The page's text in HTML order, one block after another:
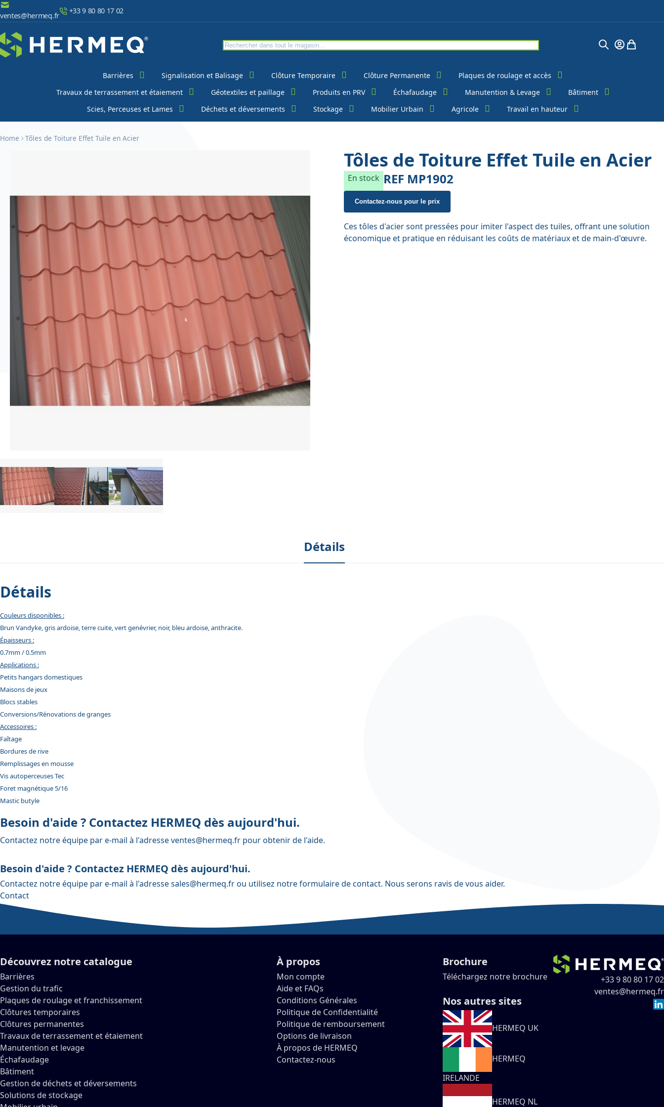
Aller au contenu
ventes@hermeq.fr
+33 9 80 80 17 02
Chercher
Mon Compte
Mon
Barrières Signalisation et Balisage Clôture Temporaire Clôture Permanente
Plaques de roulage et accès
Travaux de terrassement et étaiement
Géotextiles et paillage Produits en PRV Échafaudage Manutention & Levage
Bâtiment
Scies, Perceuses et Lames
Déchets et déversements Stockage Mobilier Urbain Agricole Travail en hauteur
Home Tôles de Toiture Effet Tuile en Acier
Tôles de Toiture Effet Tuile en Acier
En stock REF MP1902
Contactez-nous pour le prix
Ces tôles d'acier sont pressées pour imiter l'aspect des tuiles, offrant une solution
économique et pratique en réduisant les coûts de matériaux et de main-d'œuvre.
Détails
Détails
Couleurs disponibles :
Brun Vandyke, gris ardoise, terre cuite, vert genévrier, noir, bleu ardoise, anthracite.
Épaisseurs :
0.7mm / 0.5mm
Applications :
Petits hangars domestiques
Maisons de jeux
Blocs stables
Conversions/Rénovations de granges
Accessoires :
Faîtage
Bordures de rive
Remplissages en mousse
Vis autoperceuses Tec
Foret magnétique 5/16
Mastic butyle
Besoin d'aide ? Contactez HERMEQ dès aujourd'hui.
Contactez notre équipe par e-mail à l'adresseventes@hermeq.fr pour obtenir de l'aide.
Besoin d'aide ? Contactez HERMEQ dès aujourd'hui.
Contactez notre équipe par e-mail à l'adressesales@hermeq.frou utilisez notreformulaire de contact. Nous serons ravis de vous aider.
Contact
Découvrez notre catalogue
Barrières
Gestion du trafic
Plaques de roulage et franchissement
Clôtures temporaires
Clôtures permanentes
Travaux de terrassement et étaiement
Manutention et levage
Échafaudage
Bâtiment
Gestion de déchets et déversements
Solutions de stockage
À propos
Mon compte
Aide et FAQs
Conditions Générales
Politique de Confidentialité
Politique de remboursement
Options de livraison
À propos de HERMEQ
Contactez-nous
Brochure
Téléchargez notre brochure
Nos autres sites
HERMEQ UK
HERMEQ
IRELANDE
HERMEQ NL
+33 9 80 80 17 02
ventes@hermeq.fr